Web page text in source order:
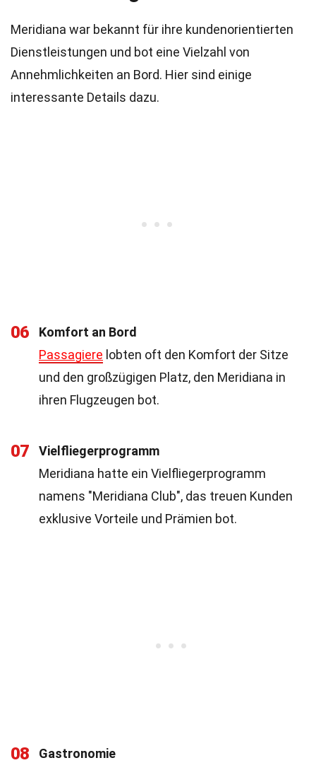
Meridiana war bekannt für ihre kundenorientierten
Dienstleistungen und bot eine Vielzahl von
Annehmlichkeiten an Bord. Hier sind einige
interessante Details dazu.
06
Komfort an Bord
Passagiere lobten oft den Komfort der Sitze
und den großzügigen Platz, den Meridiana in
ihren Flugzeugen bot.
07
Vielfliegerprogramm
Meridiana hatte ein Vielfliegerprogramm
namens "Meridiana Club", das treuen Kunden
exklusive Vorteile und Prämien bot.
08
Gastronomie